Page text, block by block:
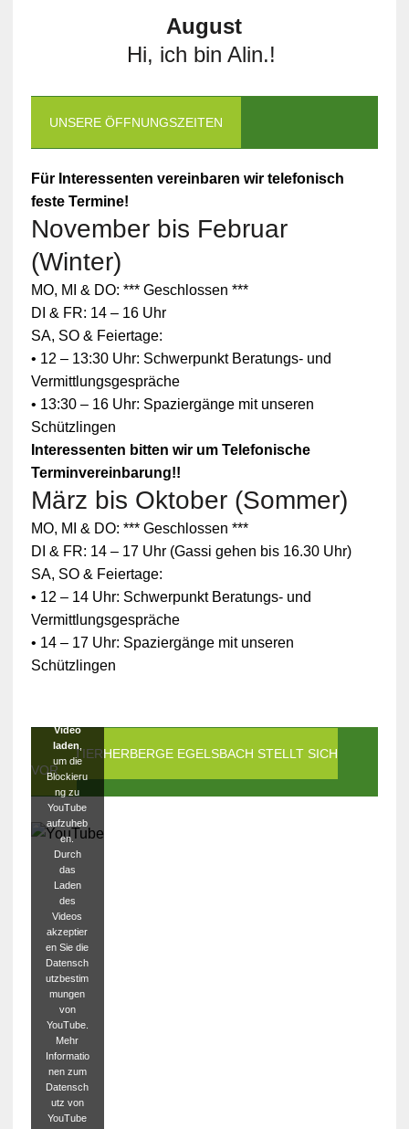
August
Hi, ich bin Alin.!
UNSERE ÖFFNUNGSZEITEN
Für Interessenten vereinbaren wir telefonisch
feste Termine!
November bis Februar
(Winter)
MO, MI & DO: *** Geschlossen ***
DI & FR: 14 – 16 Uhr
SA, SO & Feiertage:
• 12 – 13:30 Uhr: Schwerpunkt Beratungs- und
Vermittlungsgespräche
• 13:30 – 16 Uhr: Spaziergänge mit unseren
Schützlingen
Interessenten bitten wir um Telefonische
Terminvereinbarung!!
März bis Oktober (Sommer)
MO, MI & DO: *** Geschlossen ***
DI & FR: 14 – 17 Uhr (Gassi gehen bis 16.30 Uhr)
SA, SO & Feiertage:
• 12 – 14 Uhr: Schwerpunkt Beratungs- und
Vermittlungsgespräche
• 14 – 17 Uhr: Spaziergänge mit unseren
Schützlingen
DIE TIERHERBERGE EGELSBACH STELLT SICH
VOR
Zum
Schutz
Ihrer
persönlic
hen
Daten ist
die
Verbindun
g zu
blockiert
Video
laden
um die
Blockieru
ng zu
YouTube
aufzuheb
en.
Durch
das
Laden
des
Videos
akzeptier
en Sie die
Datensch
utzbestim
mungen
von
YouTube.
Mehr
Informatio
nen zum
Datensch
utz von
YouTube